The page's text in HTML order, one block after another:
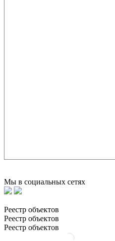
Мы в социальных сетях
Реестр объектов
Реестр объектов
Реестр объектов